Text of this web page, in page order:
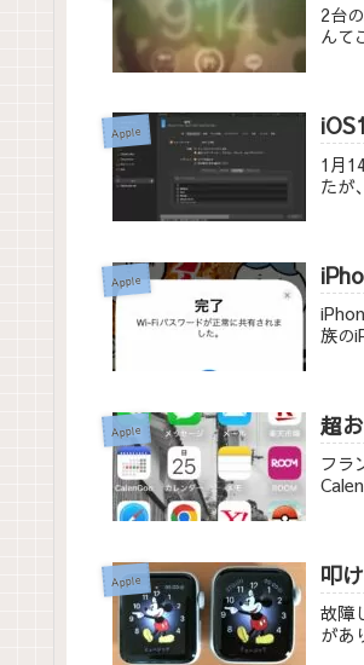
2台
んて
Apple
1月
たが
Apple
族の
Apple 超
フラ
Apple 叩
故障
があ